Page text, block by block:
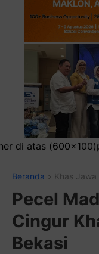
Beranda Khas Jawa
Pecel
Cingur
Bekasi